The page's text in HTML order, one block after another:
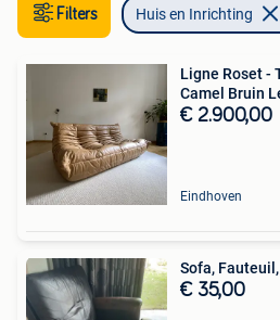
Filters Huis en Inrichting
Ligne Roset -
Camel Bruin
€ 2.900,00
Eindhoven
Sofa,
€ 35,00